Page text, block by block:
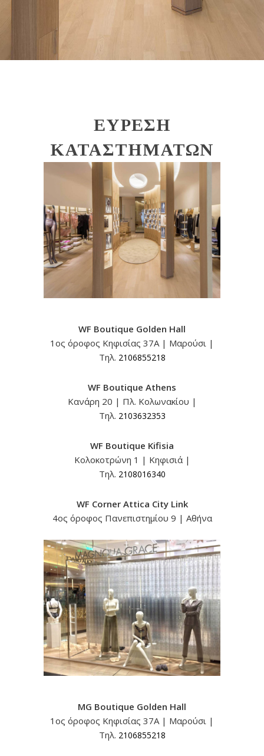
ΕΥΡΕΣΗ
ΚΑΤΑΣΤΗΜΑΤΩΝ
WF Βoutique Golden Hall
1ος όροφος Κηφισίας 37A | Μαρούσι |
Τηλ. 2106855218
WF Βoutique Athens
Κανάρη 20 | Πλ. Κολωνακίου |
Τηλ. 2103632353
WF Βoutique Kifisia
Κολοκοτρώνη 1 | Κηφισιά |
Τηλ. 2108016340
WF Corner Attica City Link
4ος όροφος Πανεπιστημίου 9 | Αθήνα
MG Boutique Golden Hall
1ος όροφος Κηφισίας 37A | Μαρούσι |
Τηλ. 2106855218